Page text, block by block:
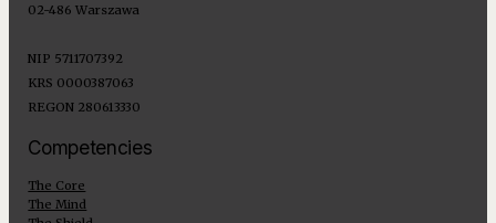
02-486 Warszawa
NIP 5711707392
KRS 0000387063
REGON 280613330
Competencies
The Core
The Mind